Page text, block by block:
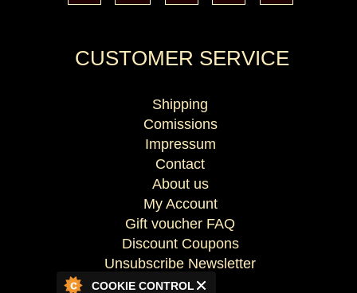
COOKIE CONTROL
CUSTOMER SERVICE
Shipping
Comissions
Impressum
Contact
About us
My Account
Gift voucher FAQ
Discount Coupons
Unsubscribe Newsletter